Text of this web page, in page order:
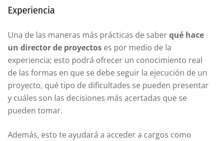
Experiencia
Una de las maneras más prácticas de saberqué hace
un director de proyectos es por medio de la
experiencia; esto podrá ofrecer un conocimiento real
de las formas en que se debe seguir la ejecución de un
proyecto, qué tipo de dificultades se pueden presentar
y cuáles son las decisiones más acertadas que se
pueden tomar.
Además, esto te ayudará a acceder a cargos como